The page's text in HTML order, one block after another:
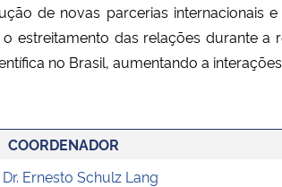
de novas parcerias internacionais
estreitamento das relações durante
no Brasil, aumentando a
COORDENADOR
Dr. Ernesto Schulz Lang